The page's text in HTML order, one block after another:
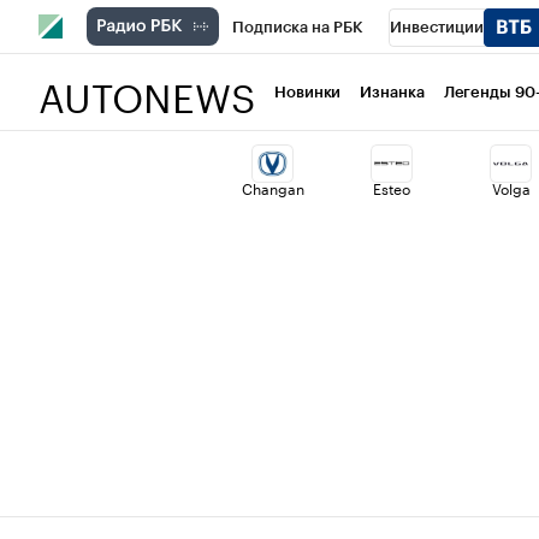
Подписка на РБК Инвестиции
Национальные проекты Город
Кредитные рейтинги Франшизы
AUTONEWS Новинки Изнанка Легенды
Changan Esteo Volga